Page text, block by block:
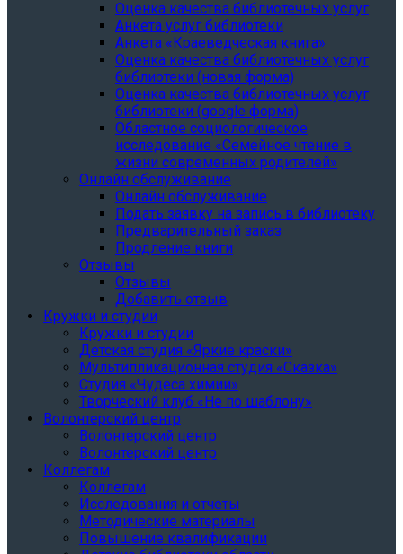
Оценка качества библиотечных услуг
Анкета услуг библиотеки
Анкета «Краеведческая книга»
Oценка качества библиотечных услуг
библиотеки (новая форма)
Oценка качества библиотечных услуг
библиотеки (google форма)
Областное социологическое
исследование «Семейное чтение в
жизни современных родителей»
Онлайн обслуживание
Онлайн обслуживание
Подать заявку на запись в библиотеку
Предварительный заказ
Продление книги
Отзывы
Отзывы
Добавить отзыв
Кружки и студии
Кружки и студии
Детская студия «Яркие краски»
Мультипликационная студия «Сказка»
Студия «Чудеса химии»
Творческий клуб «Не по шаблону»
Волонтерский центр
Волонтерский центр
Волонтерский центр
Коллегам
Коллегам
Исследования и отчеты
Методические материалы
Повышение квалификации